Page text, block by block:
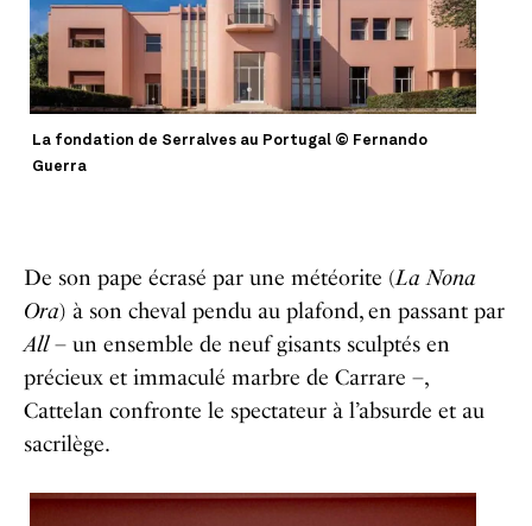
La fondation de Serralves au Portugal © Fernando
Guerra
De son pape écrasé par une météorite (La Nona
Ora) à son cheval pendu au plafond, en passant par
All– un ensemble de neuf gisants sculptés en
précieux et immaculé marbre de Carrare –,
Cattelan confronte le spectateur à l’absurde et au
sacrilège.